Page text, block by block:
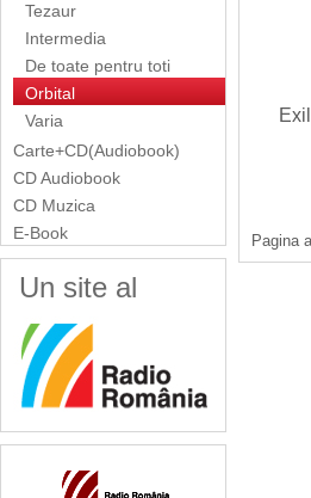
Tezaur
Intermedia
De toate pentru toti
Orbital
Varia
Carte+CD(Audiobook)
CD Audiobook
CD Muzica
E-Book
Un site al
Pagina